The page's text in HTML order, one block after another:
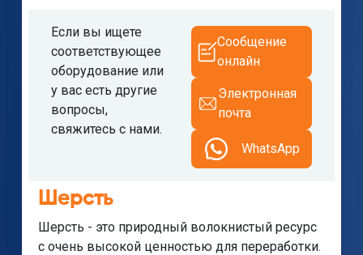
Если вы ищете
соответствующее
оборудование или
у вас есть другие
вопросы,
свяжитесь с нами.
Сообщение
онлайн
Электронная
почта
WhatsApp
Шерсть
Шерсть - это природный волокнистый ресурс
с очень высокой ценностью для переработки.